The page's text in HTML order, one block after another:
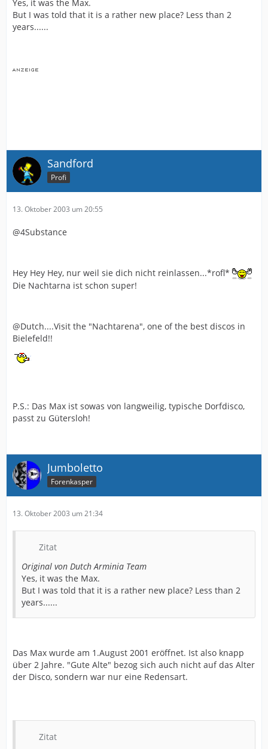
Yes, it was the Max.
But I was told that it is a rather new place? Less than 2
years......
Sandford
Profi
13. Oktober 2003 um 20:55
@4Substance
Hey Hey Hey, nur weil sie dich nicht reinlassen...*rofl*
Die Nachtarna ist schon super!
@Dutch....Visit the "Nachtarena", one of the best discos in
Bielefeld!!
P.S.: Das Max ist sowas von langweilig, typische Dorfdisco,
passt zu Gütersloh!
Jumboletto
Forenkasper
13. Oktober 2003 um 21:34
Zitat
Original von Dutch Arminia Team
Yes, it was the Max.
But I was told that it is a rather new place? Less than 2
years......
Das Max wurde am 1.August 2001 eröffnet. Ist also knapp
über 2 Jahre. "Gute Alte" bezog sich auch nicht auf das Alter
der Disco, sondern war nur eine Redensart.
Zitat